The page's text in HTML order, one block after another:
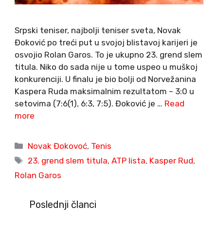
Srpski teniser, najbolji teniser sveta, Novak
Đoković po treći put u svojoj blistavoj karijeri je
osvojio Rolan Garos. To je ukupno 23. grend slem
titula. Niko do sada nije u tome uspeo u muškoj
konkurenciji. U finalu je bio bolji od Norvežanina
Kaspera Ruda maksimalnim rezultatom – 3:0 u
setovima (7:6(1), 6:3, 7:5). Đoković je … Read
more
Categories
Novak Đokovoć, Tenis
Tags
23. grend slem titula,ATP lista, Kasper Rud,
Rolan Garos
Poslednji članci